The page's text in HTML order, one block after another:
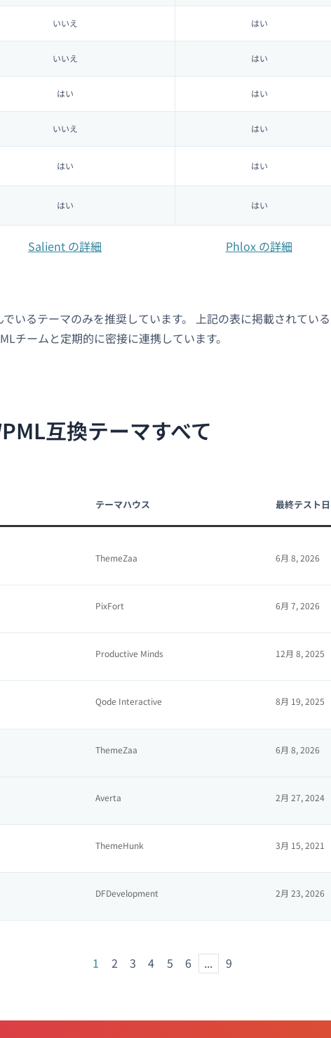
いいえ はい
いいえ はい
はい はい
いいえ はい
はい はい
はい はい
Salient の詳細 Phlox の詳細
いるテーマのみを推奨しています。 上記の表に掲載されてい
チームと定期的に密接に連携しています。
互換テーマすべて
テーマハウス 最終テスト日
ThemeZaa 6月 8, 2026
PixFort 6月 7, 2026
Productive Minds 12月 8, 2025
Qode Interactive 8月 19, 2025
ThemeZaa 6月 8, 2026
Averta 2月 27, 2024
ThemeHunk 3月 15, 2021
DFDevelopment 2月 23, 2026
1 2 3 4 5 6 ... 9